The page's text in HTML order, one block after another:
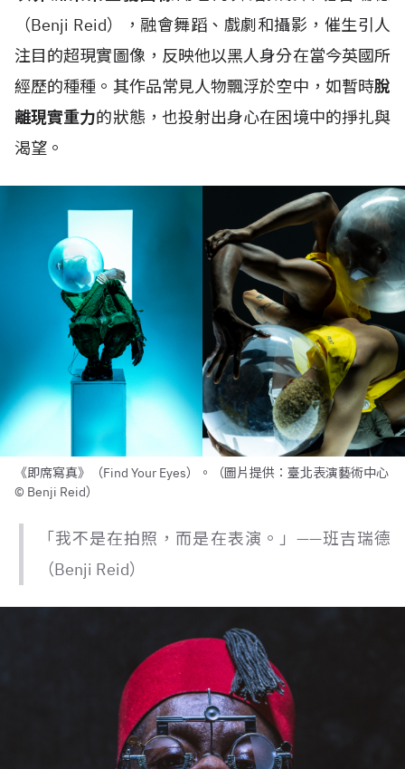
（Benji Reid），融會舞蹈、戲劇和攝影，催生引人
注目的超現實圖像，反映他以黑人身分在當今英國所
經歷的種種。其作品常見人物飄浮於空中，如暫時脫
離現實重力的狀態，也投射出身心在困境中的掙扎與
渴望。
《即席寫真》（Find Your Eyes）。（圖片提供：臺北表演藝術中心
© Benji Reid）
「我不是在拍照，而是在表演。」——班吉瑞德
（Benji Reid）